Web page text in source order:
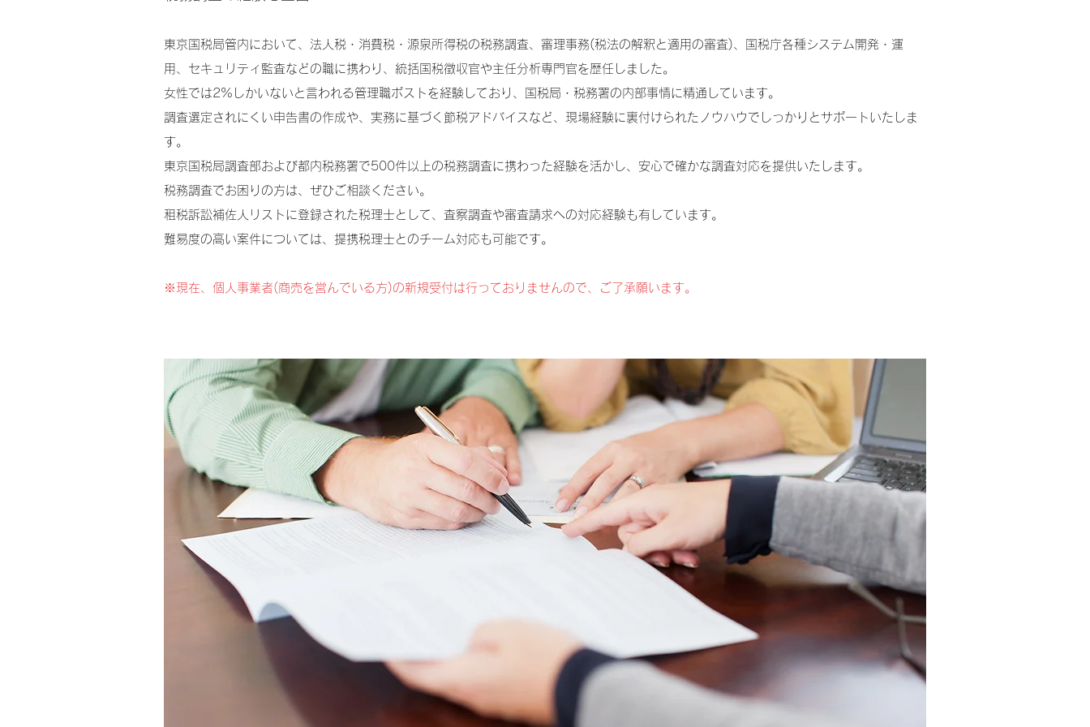
東京国税局管内において、法人税・消費税・源泉所得税の税務調査、審理事務(税法の解釈と適用の審査)、国税庁各種システム開発・運
用、セキュリティ監査などの職に携わり、統括国税徴収官や主任分析専門官を歴任しました。
女性では2%しかいないと言われる管理職ポストを経験しており、国税局・税務署の内部事情に精通しています。
調査選定されにくい申告書の作成や、実務に基づく節税アドバイスなど、現場経験に裏付けられたノウハウでしっかりとサポートいたしま
す。
東京国税局調査部および都内税務署で500件以上の税務調査に携わった経験を活かし、安心で確かな調査対応を提供いたします。
税務調査でお困りの方は、ぜひご相談ください。
租税訴訟補佐人リストに登録された税理士として、査察調査や審査請求への対応経験も有しています。
難易度の高い案件については、提携税理士とのチーム対応も可能です。
※現在、個人事業者(商売を営んでいる方)の新規受付は行っておりませんので、ご了承願います。